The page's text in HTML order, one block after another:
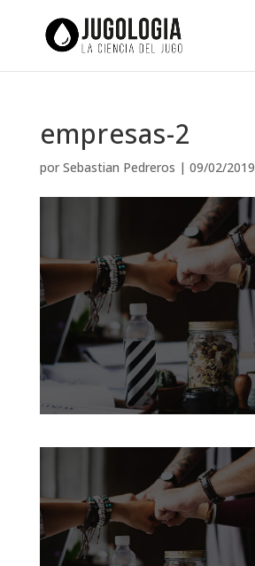
empresas-2
por Sebastian Pedreros | 09/02/2019